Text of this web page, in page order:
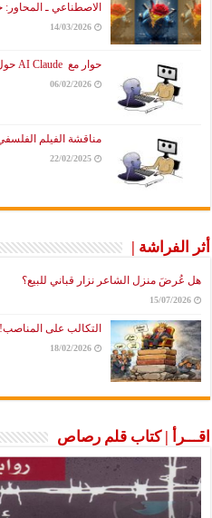
الاصطناعي ـ
14/03/2026
حوار مع AI Claude حول التاريخ والحقيقة
06/02/2026
مناقشة الفيلم
22/02/2025
أثر الفراشة |
هل عُرضَ منزل الشاعر نزار قباني للبيع؟
15/07/2026
التكالب على المناصب!
18/02/2026
اقـــرأ | كتاب قلم رصاص